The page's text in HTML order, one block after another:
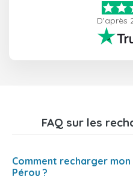
D'après
FAQ sur les
Comment recharger
Pérou ?